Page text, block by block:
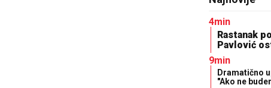
4min
Rastanak
Pavlović
9min
Dramatično
"Ako ne